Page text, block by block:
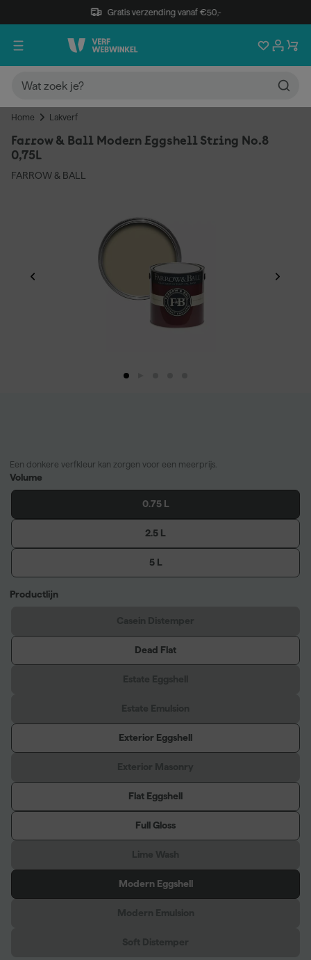
Gratis verzending vanaf €50,-
Home Lakverf
Farrow & Ball Modern Eggshell String No.8
0,75L
FARROW & BALL
Een donkere verfkleur kan zorgen voor een meerprijs.
Volume
0.75 L
2.5 L
5 L
Productlijn
Dead Flat
Exterior Eggshell
Flat Eggshell
Full Gloss
Modern Eggshell